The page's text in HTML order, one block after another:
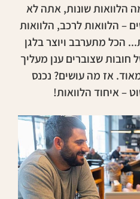
שונות, אתה לא
– הלוואות לרכב, הלוואות
הכל מתערבב ויוצר בלגן
שצוברים ענן מעליך
אז מה עושים? נכנס
– איחוד הלוואות!